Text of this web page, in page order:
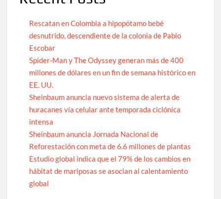
Rescatan en Colombia a hipopótamo bebé
desnutrido, descendiente de la colonia de Pablo
Escobar
Spider-Man y The Odyssey generan más de 400
millones de dólares en un fin de semana histórico en
EE. UU.
Sheinbaum anuncia nuevo sistema de alerta de
huracanes vía celular ante temporada ciclónica
intensa
Sheinbaum anuncia Jornada Nacional de
Reforestación con meta de 6.6 millones de plantas
Estudio global indica que el 79% de los cambios en
hábitat de mariposas se asocian al calentamiento
global